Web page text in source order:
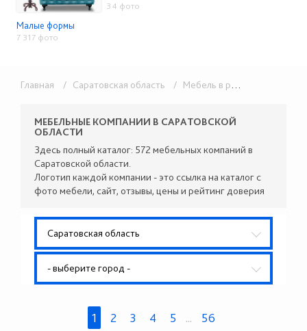
Малые формы
7 317 фото
34 фото
Главная / Саратовская область / Мебель в розницу
МЕБЕЛЬНЫЕ КОМПАНИИ В САРАТОВСКОЙ
ОБЛАСТИ
Здесь полный каталог: 572 мебельных компаний в
Саратовской области.
Логотип каждой компании - это ссылка на каталог с
фото мебели, сайт, отзывы, цены и рейтинг доверия
Саратовская область
- выберите город -
1 2 3 4 5 ... 56